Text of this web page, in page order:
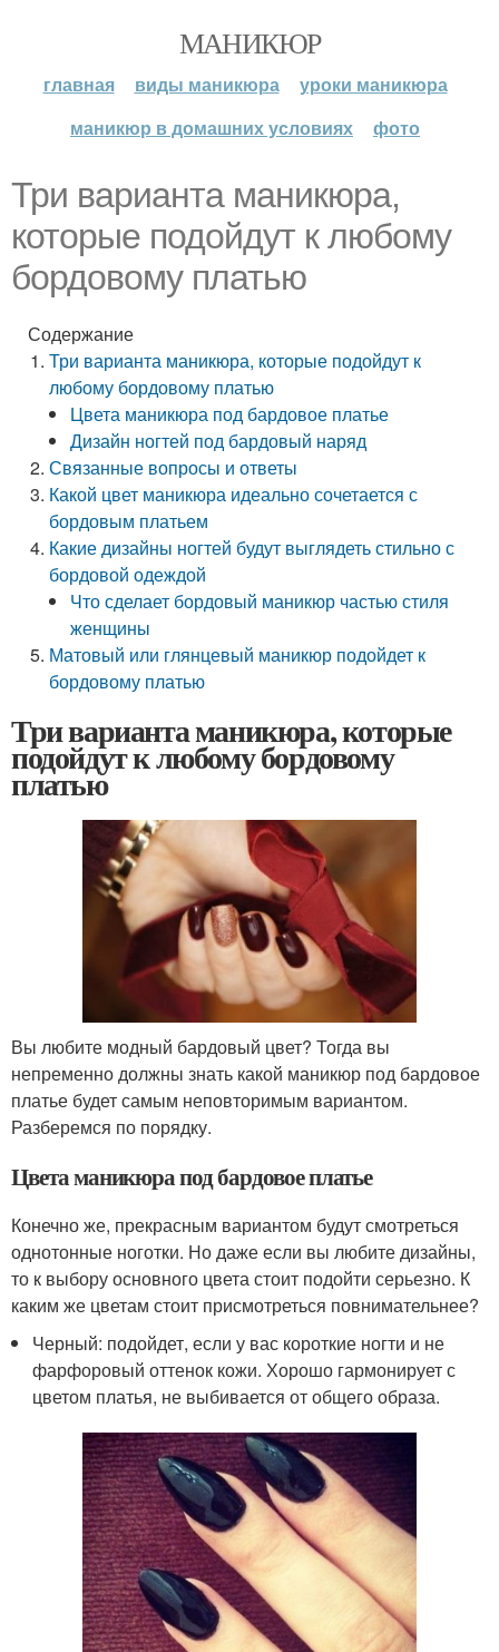
МАНИКЮР
главная виды маникюра
уроки маникюра
маникюр в домашних условиях
фото
Три варианта маникюра,
которые подойдут к любому
бордовому платью
Содержание
Три варианта маникюра, которые подойдут к
любому бордовому платью
Цвета маникюра под бардовое платье
Дизайн ногтей под бардовый наряд
Связанные вопросы и ответы
Какой цвет маникюра идеально сочетается с
бордовым платьем
Какие дизайны ногтей будут выглядеть стильно с
бордовой одеждой
Что сделает бордовый маникюр частью стиля
женщины
Матовый или глянцевый маникюр подойдет к
бордовому платью
Три варианта маникюра, которые
подойдут к любому бордовому
платью
Вы любите модный бардовый цвет? Тогда вы
непременно должны знать какой маникюр под бардовое
платье будет самым неповторимым вариантом.
Разберемся по порядку.
Цвета маникюра под бардовое платье
Конечно же, прекрасным вариантом будут смотреться
однотонные ноготки. Но даже если вы любите дизайны,
то к выбору основного цвета стоит подойти серьезно. К
каким же цветам стоит присмотреться повнимательнее?
Черный: подойдет, если у вас короткие ногти и не
фарфоровый оттенок кожи. Хорошо гармонирует с
цветом платья, не выбивается от общего образа.